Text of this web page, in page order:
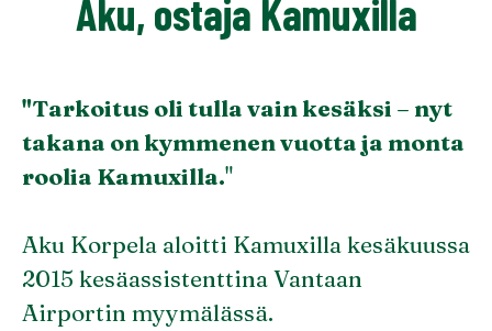
Aku, ostaja Kamuxilla
"Tarkoitus oli tulla vain kesäksi – nyt
takana on kymmenen vuotta ja monta
roolia Kamuxilla."
Aku Korpela aloitti Kamuxilla kesäkuussa
2015 kesäassistenttina Vantaan
Airportin myymälässä.